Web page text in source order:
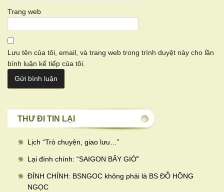
Trang web
Lưu tên của tôi, email, và trang web trong trình duyệt này cho lần
bình luận kế tiếp của tôi.
THƯ ĐI TIN LẠI
Lịch “Trò chuyện, giao lưu… ”
Lại đính chính: “SAIGON BÂY GIỜ”
ĐÍNH CHÍNH: BSNGOC không phải là BS ĐỖ HỒNG
NGỌC